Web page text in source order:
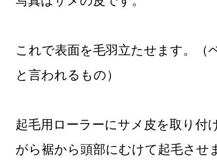
これで表面を毛羽立たせます。（
と言われるもの）
起毛用ローラーにサメ皮を取り付
がら裾から頭部にむけて起毛させ